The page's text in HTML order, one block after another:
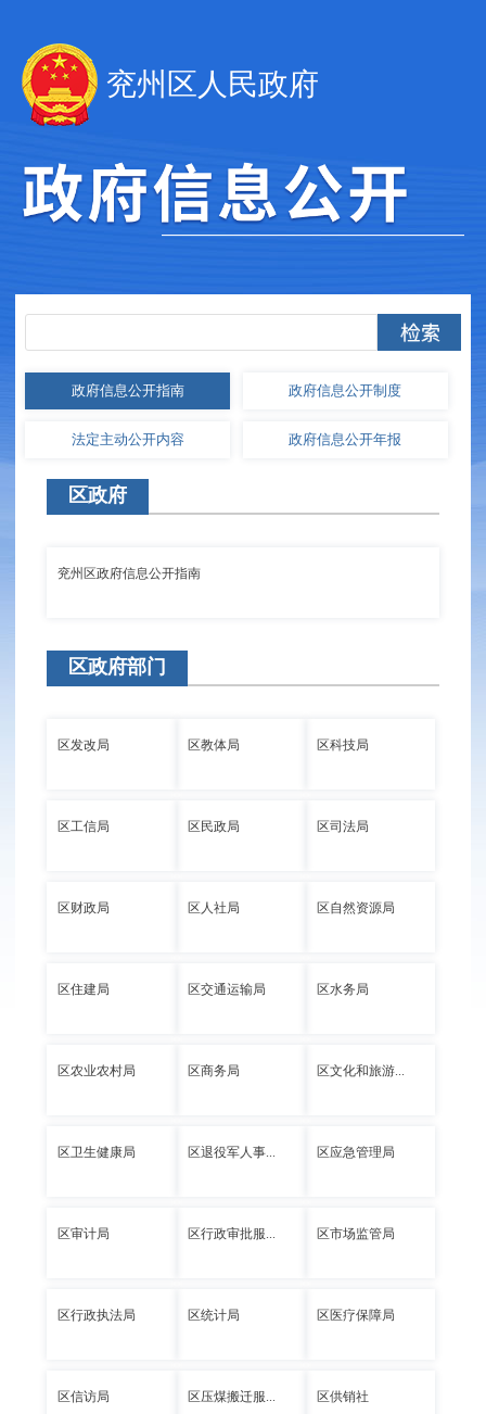
兖州区人民政府
政府信息公开指南 政府信息公开制度
法定主动公开内容 政府信息公开年报
区政府
兖州区政府信息公开指南
区政府部门
区发改局 区教体局 区科技局
区工信局 区民政局 区司法局
区财政局 区人社局 区自然资源局
区住建局 区交通运输局 区水务局
区农业农村局 区商务局 区文化和旅游...
区卫生健康局 区退役军人事... 区应急管理局
区审计局 区行政审批服... 区市场监管局
区行政执法局 区统计局 区医疗保障局
区信访局 区压煤搬迁服... 区供销社